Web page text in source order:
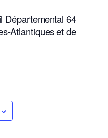
Départemental 64
Atlantiqueset de